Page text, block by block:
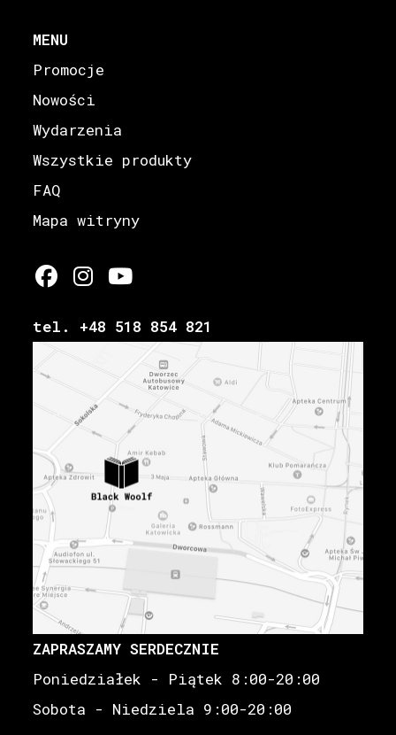
MENU
Promocje
Nowości
Wydarzenia
Wszystkie produkty
FAQ
Mapa witryny
tel. +48 518 854 821
ZAPRASZAMY SERDECZNIE
Poniedziałek - Piątek 8:00-20:00
Sobota - Niedziela 9:00-20:00